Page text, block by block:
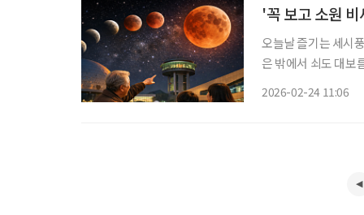
'꼭 보고 소원 비
오늘날 즐기는 세시
은 밖에서 쇠도 대보
2026-02-24 11:06